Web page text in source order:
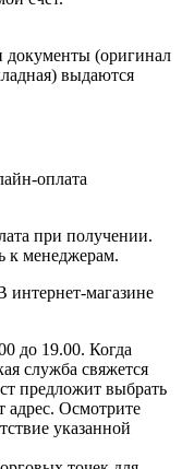
документы (оригинал
выдаются
оплата
при получении.
к менеджерам.
интернет-магазине
до 19.00. Когда
служба свяжется
предложит выбрать
адрес. Осмотрите
указанной